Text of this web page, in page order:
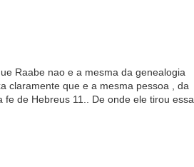
Raabe nao e a mesma da genealogia
claramente que e a mesma pessoa , da
de Hebreus 11.. De onde ele tirou essa